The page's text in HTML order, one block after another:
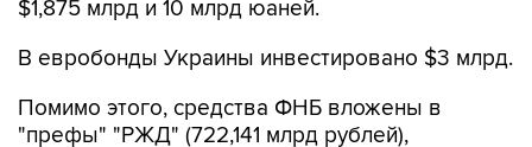
$1,875 млрд и 10 млрд юаней.
В евробонды Украины инвестировано $3 млрд.
Помимо этого, средства ФНБ вложены в
"префы" "РЖД" (722,141 млрд рублей),